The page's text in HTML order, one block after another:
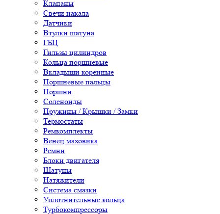
Клапаны
Свечи накала
Датчики
Втулки шатуна
ГБЦ
Гильзы цилиндров
Кольца поршневые
Вкладыши коренные
Поршневые пальцы
Поршни
Соленоиды
Пружины / Крышки / Замки
Термостаты
Ремкомплекты
Венец маховика
Ремни
Блоки двигателя
Шатуны
Натяжители
Система смазки
Уплотнительные кольца
Турбокомпрессоры